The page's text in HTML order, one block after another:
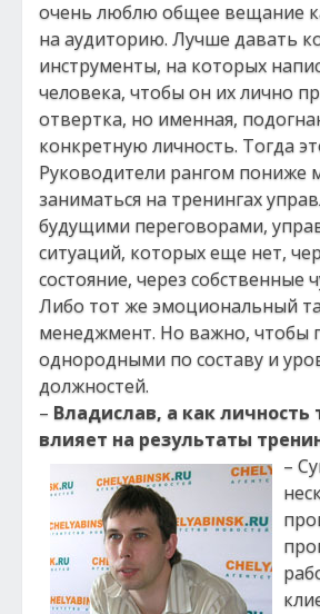
очень люблю общее вещание
на аудиторию. Лучше давать
инструменты, на которых
человека, чтобы он их лично
отвертка, но именная,
конкретную личность. Тогда
Руководители рангом пониже
заниматься на тренингах
будущими переговорами,
ситуаций, которых еще нет,
состояние, через собственные
Либо тот же эмоциональный
менеджмент. Но важно, чтобы
однородными по составу и
должностей.
– Владислав, а как личность
влияет на результаты
–